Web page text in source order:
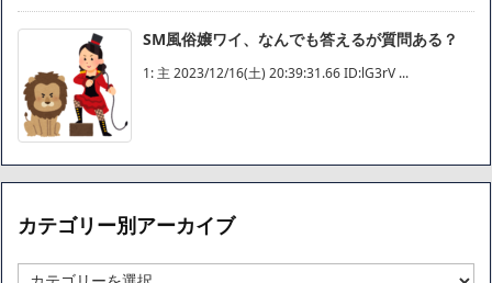
SM風俗嬢ワイ、なんでも答えるが質問ある？
1: 主 2023/12/16(土) 20:39:31.66 ID:lG3rV ...
カテゴリー別アーカイブ